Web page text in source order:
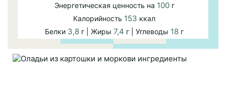
Энергетическая ценность на 100г
Калорийность 153 ккал
Белки 3,8 г | Жиры 7,4 г | Углеводы 18 г